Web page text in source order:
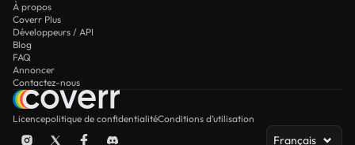
À propos
Coverr Plus
Développeurs / API
Blog
FAQ
Annoncer
Contactez-nous
Licencepolitique de confidentialitéConditions d’utilisation
Français